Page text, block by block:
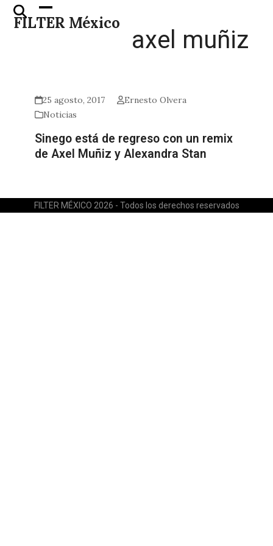
Skip
FILTER México
Open
mobile
Close
mobile
axel muñiz
25 agosto, 2017
Ernesto Olvera
Noticias
Sinego está de regreso con un remix
de Axel Muñiz y Alexandra Stan
FILTER MÉXICO 2026 - Todos los derechos reservados